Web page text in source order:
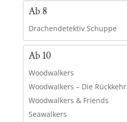
Ab 8
Drachendetektiv Schuppe
Ab 10
Woodwalkers
Woodwalkers – Die Rückkehr
Woodwalkers & Friends
Seawalkers